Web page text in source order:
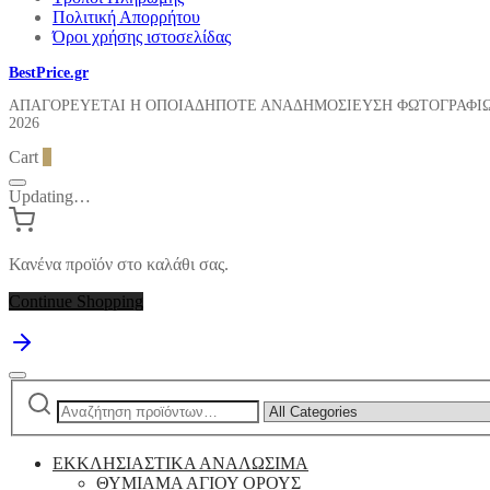
Πολιτική Απορρήτου
Όροι χρήσης ιστοσελίδας
BestPrice.gr
ΑΠΑΓΟΡΕΥΕΤΑΙ Η ΟΠΟΙΑΔΗΠΟΤΕ ΑΝΑΔΗΜΟΣΙΕΥΣΗ
2026
Cart
Updating…
Κανένα προϊόν στο καλάθι σας.
Continue Shopping
Αναζήτηση
για:
by
category:
ΕΚΚΛΗΣΙΑΣΤΙΚΑ ΑΝΑΛΩΣΙΜΑ
ΘΥΜΙΑΜΑ ΑΓΙΟΥ ΟΡΟΥΣ